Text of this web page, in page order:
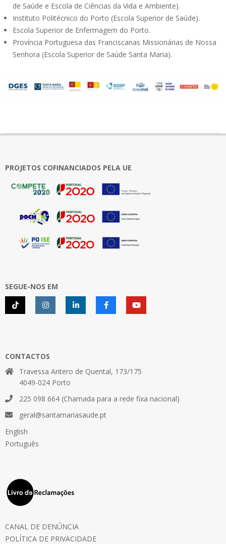
de Saúde e Escola de Ciências da Vida e Ambiente).
Instituto Politécnico do Porto (Escola Superior de Saúde).
Escola Superior de Enfermagem do Porto.
Província Portuguesa das Franciscanas Missionárias de Nossa
Senhora (Escola Superior de Saúde Santa Maria).
2024-
PROJETOS COFINANCIADOS PELA UE
SEGUE-NOS EM
CONTACTOS
Travessa Antero de Quental, 173/175
4049-024 Porto
225 098 664 (Chamada para a rede fixa nacional)
geral@santamariasaude.pt
English
Português
CANAL DE DENÚNCIA
POLÍTICA DE PRIVACIDADE